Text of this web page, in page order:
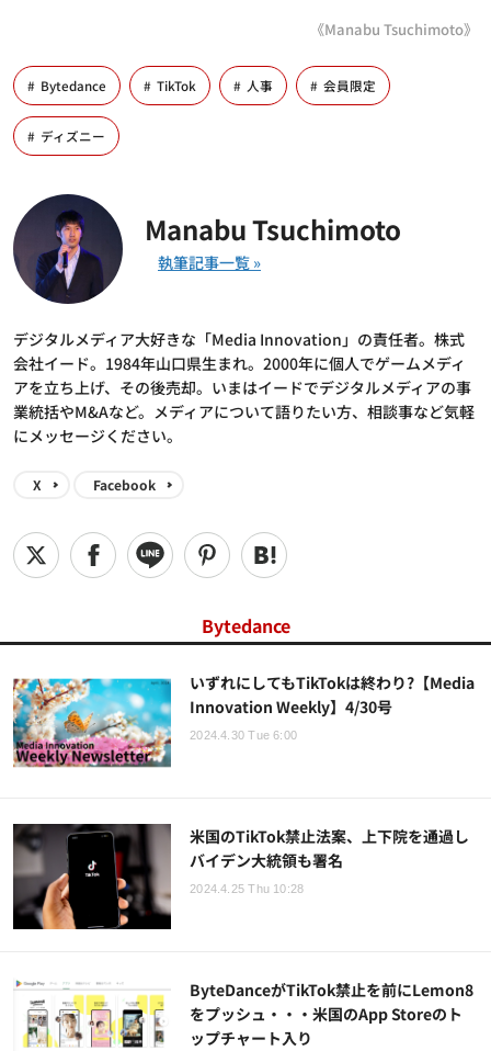
《Manabu Tsuchimoto》
Bytedance TikTok 人事 会員限定
ディズニー
Manabu Tsuchimoto
デジタルメディア大好きな「Media Innovation」の責任者。株式
会社イード。1984年山口県生まれ。2000年に個人でゲームメディ
アを立ち上げ、その後売却。いまはイードでデジタルメディアの事
業統括やM&Aなど。メディアについて語りたい方、相談事など気軽
にメッセージください。
X Facebook
Bytedance
いずれにしてもTikTokは終わり?【Media
Innovation Weekly】4/30号
2024.4.30 Tue 6:00
米国のTikTok禁止法案、上下院を通過し
バイデン大統領も署名
2024.4.25 Thu 10:28
ByteDanceがTikTok禁止を前にLemon8
をプッシュ・・・米国のApp Storeのト
ップチャート入り